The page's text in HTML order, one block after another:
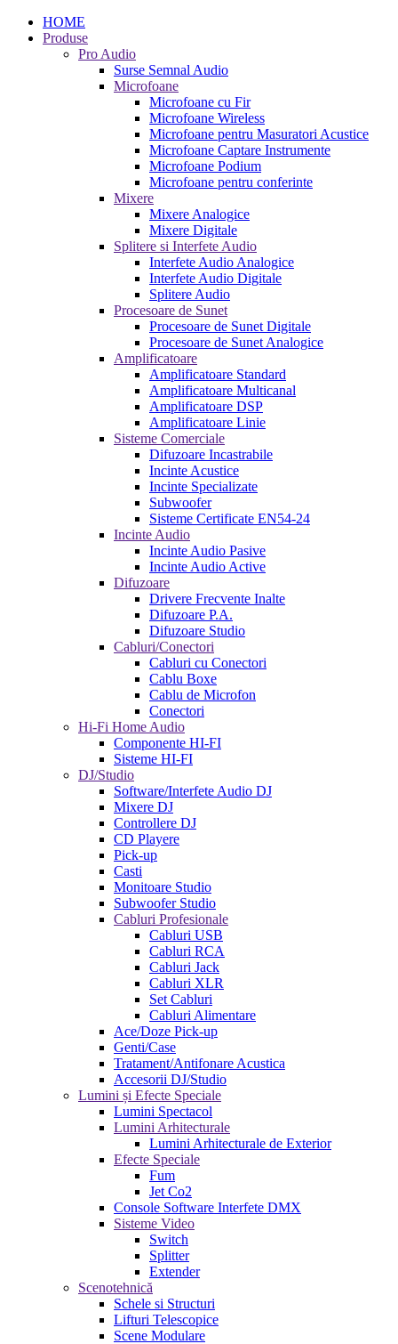
HOME
Produse
Pro Audio
Surse Semnal Audio
Microfoane
Microfoane cu Fir
Microfoane Wireless
Microfoane pentru Masuratori Acustice
Microfoane Captare Instrumente
Microfoane Podium
Microfoane pentru conferinte
Mixere
Mixere Analogice
Mixere Digitale
Splitere si Interfete Audio
Interfete Audio Analogice
Interfete Audio Digitale
Splitere Audio
Procesoare de Sunet
Procesoare de Sunet Digitale
Procesoare de Sunet Analogice
Amplificatoare
Amplificatoare Standard
Amplificatoare Multicanal
Amplificatoare DSP
Amplificatoare Linie
Sisteme Comerciale
Difuzoare Incastrabile
Incinte Acustice
Incinte Specializate
Subwoofer
Sisteme Certificate EN54-24
Incinte Audio
Incinte Audio Pasive
Incinte Audio Active
Difuzoare
Drivere Frecvente Inalte
Difuzoare P.A.
Difuzoare Studio
Cabluri/Conectori
Cabluri cu Conectori
Cablu Boxe
Cablu de Microfon
Conectori
Hi-Fi Home Audio
Componente HI-FI
Sisteme HI-FI
DJ/Studio
Software/Interfete Audio DJ
Mixere DJ
Controllere DJ
CD Playere
Pick-up
Casti
Monitoare Studio
Subwoofer Studio
Cabluri Profesionale
Cabluri USB
Cabluri RCA
Cabluri Jack
Cabluri XLR
Set Cabluri
Cabluri Alimentare
Ace/Doze Pick-up
Genti/Case
Tratament/Antifonare Acustica
Accesorii DJ/Studio
Lumini și Efecte Speciale
Lumini Spectacol
Lumini Arhitecturale
Lumini Arhitecturale de Exterior
Efecte Speciale
Fum
Jet Co2
Console Software Interfete DMX
Sisteme Video
Switch
Splitter
Extender
Scenotehnică
Schele si Structuri
Lifturi Telescopice
Scene Modulare